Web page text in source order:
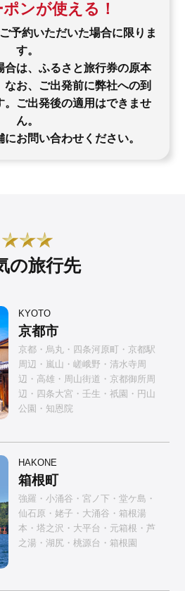
ンが使える！
予約いただいた場合に限りま
す。
は、ふるさと旅行券の原本
お、ご出発前に弊社への到
。ご出発後の適用はできませ
ん。
お問い合わせください。
の旅行先
KYOTO
京都市
京都・烏丸・四条河原町・京都駅
周辺・嵐山・嵯峨野・清水寺周
辺・高雄・周山街道・京都御所周
辺・四条大宮・壬生・祇園・円山
公園・知恩院
HAKONE
箱根町
強羅・小涌谷・宮ノ下・堂ケ島・
仙石原・姥子・大涌谷・箱根湯
本・塔之沢・大平台・元箱根・芦
之湯・湖尻・桃源台・箱根園